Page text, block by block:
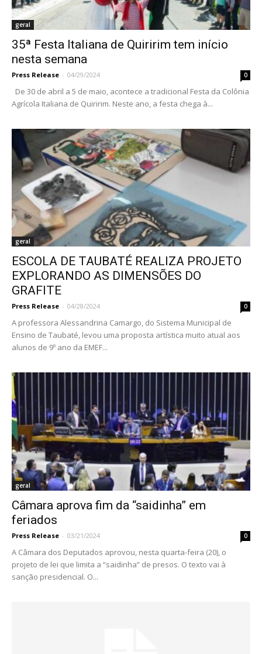
geral
35ª Festa Italiana de Quiririm tem início
nesta semana
Press Release - 04/29/2024 0
De 30 de abril a 5 de maio, acontece a tradicional Festa da Colônia
Agrícola Italiana de Quiririm. Neste ano, a festa chega à...
geral
ESCOLA DE TAUBATÉ REALIZA PROJETO
EXPLORANDO AS DIMENSÕES DO
GRAFITE
Press Release - 04/28/2024 0
A professora Alessandrina Camargo, do Sistema Municipal de
Ensino de Taubaté, levou uma proposta artística muito atual aos
alunos de 9º ano da EMEF...
geral
Câmara aprova fim da “saidinha” em
feriados
Press Release - 03/21/2024 0
A Câmara dos Deputados aprovou, nesta quarta-feira (20), o
projeto de lei que limita a “saidinha” de presos. O texto vai à
sanção presidencial. O...